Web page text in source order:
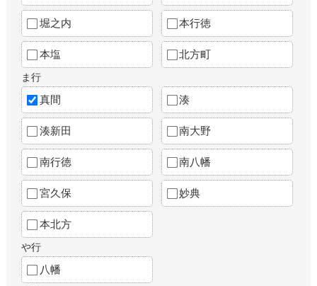
堀之内 本行徳
本塩 北方町
ま行
真間 湊
湊新田 南大野
南行徳 南八幡
宮久保 妙典
本北方
や行
八幡